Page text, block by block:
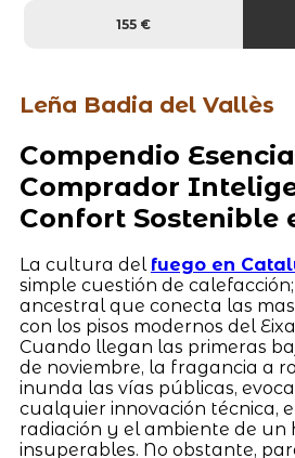
155 €
Leña Badia del Vallès
Compendio
Comprador
Confort Sostenible
La cultura del fuego en
simple cuestión de
ancestral que conecta las
con los pisos modernos del
Cuando llegan las primeras
de noviembre, la fragancia a
inunda las vías públicas,
cualquier innovación técnica,
radiación y el ambiente de un
insuperables. No obstante,